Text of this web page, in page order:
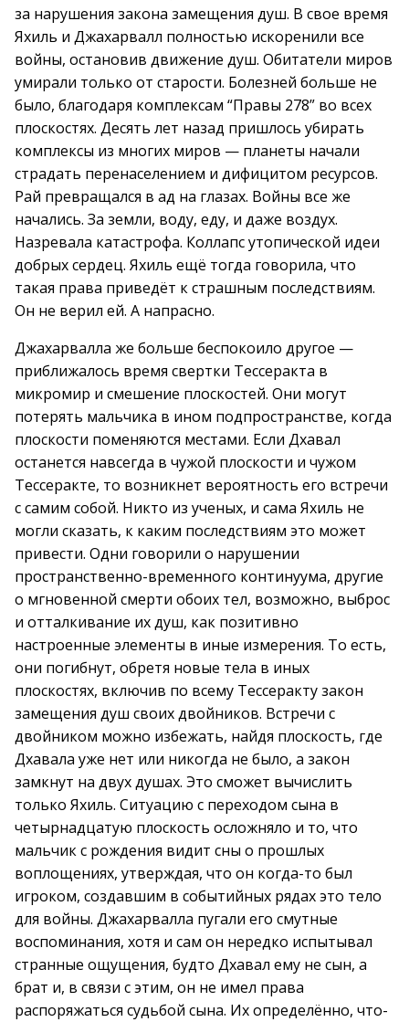
за нарушения закона замещения душ. В свое время
Яхиль и Джахарвалл полностью искоренили все
войны, остановив движение душ. Обитатели миров
умирали только от старости. Болезней больше не
было, благодаря комплексам “Правы 278” во всех
плоскостях. Десять лет назад пришлось убирать
комплексы из многих миров — планеты начали
страдать перенаселением и дифицитом ресурсов.
Рай превращался в ад на глазах. Войны все же
начались. За земли, воду, еду, и даже воздух.
Назревала катастрофа. Коллапс утопической идеи
добрых сердец. Яхиль ещё тогда говорила, что
такая права приведёт к страшным последствиям.
Он не верил ей. А напрасно.
Джахарвалла же больше беспокоило другое —
приближалось время свертки Тессеракта в
микромир и смешение плоскостей. Они могут
потерять мальчика в ином подпространстве, когда
плоскости поменяются местами. Если Дхавал
останется навсегда в чужой плоскости и чужом
Тессеракте, то возникнет вероятность его встречи
с самим собой. Никто из ученых, и сама Яхиль не
могли сказать, к каким последствиям это может
привести. Одни говорили о нарушении
пространственно-временного континуума, другие
о мгновенной смерти обоих тел, возможно, выброс
и отталкивание их душ, как позитивно
настроенные элементы в иные измерения. То есть,
они погибнут, обретя новые тела в иных
плоскостях, включив по всему Тессеракту закон
замещения душ своих двойников. Встречи с
двойником можно избежать, найдя плоскость, где
Дхавала уже нет или никогда не было, а закон
замкнут на двух душах. Это сможет вычислить
только Яхиль. Ситуацию с переходом сына в
четырнадцатую плоскость осложняло и то, что
мальчик с рождения видит сны о прошлых
воплощениях, утверждая, что он когда-то был
игроком, создавшим в событийных рядах это тело
для войны. Джахарвалла пугали его смутные
воспоминания, хотя и сам он нередко испытывал
странные ощущения, будто Дхавал ему не сын, а
брат и, в связи с этим, он не имел права
распоряжаться судьбой сына. Их определённо, что-